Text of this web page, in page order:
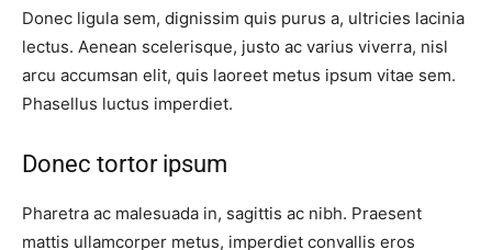
Donec ligula sem, dignissim quis purus a, ultricies lacinia
lectus. Aenean scelerisque, justo ac varius viverra, nisl
arcu accumsan elit, quis laoreet metus ipsum vitae sem.
Phasellus luctus imperdiet.
Donec tortor ipsum
Pharetra ac malesuada in, sagittis ac nibh. Praesent
mattis ullamcorper metus, imperdiet convallis eros